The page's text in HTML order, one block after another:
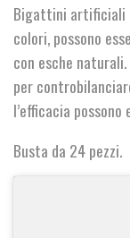
Bigattini artificiali
colori, possono
con esche
per
l’efficacia
Busta da 24 pezzi.